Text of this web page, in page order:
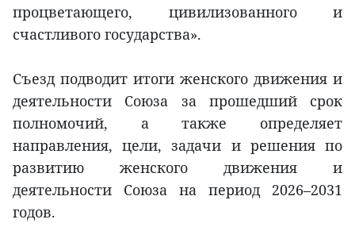
процветающего, цивилизованного и
счастливого государства».
Съезд подводит итоги женского движения и
деятельности Союза за прошедший срок
полномочий, а также определяет
направления, цели, задачи и решения по
развитию женского движения и
деятельности Союза на период 2026–2031
годов.